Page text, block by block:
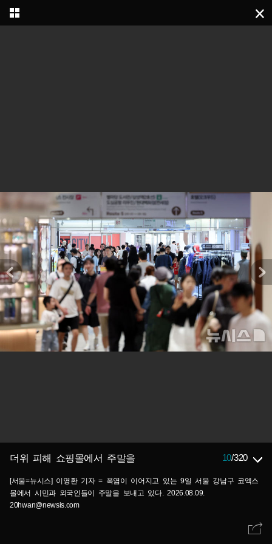
더위 피해 쇼핑몰에서 주말을 10/320
[서울=뉴시스] 이영환 기자 = 폭염이 이어지고 있는 9일 서울 강남구 코엑스
몰에서 시민과 외국인들이 주말을 보내고 있다. 2026.08.09.
20hwan@newsis.com